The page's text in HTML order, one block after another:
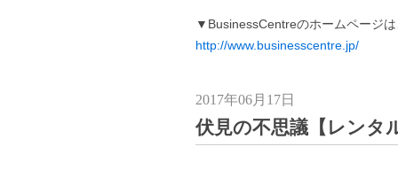
▼BusinessCentreのホームページ
http://www.businesscentre.jp/
2017年06月17日
伏見の不思議【レンタ